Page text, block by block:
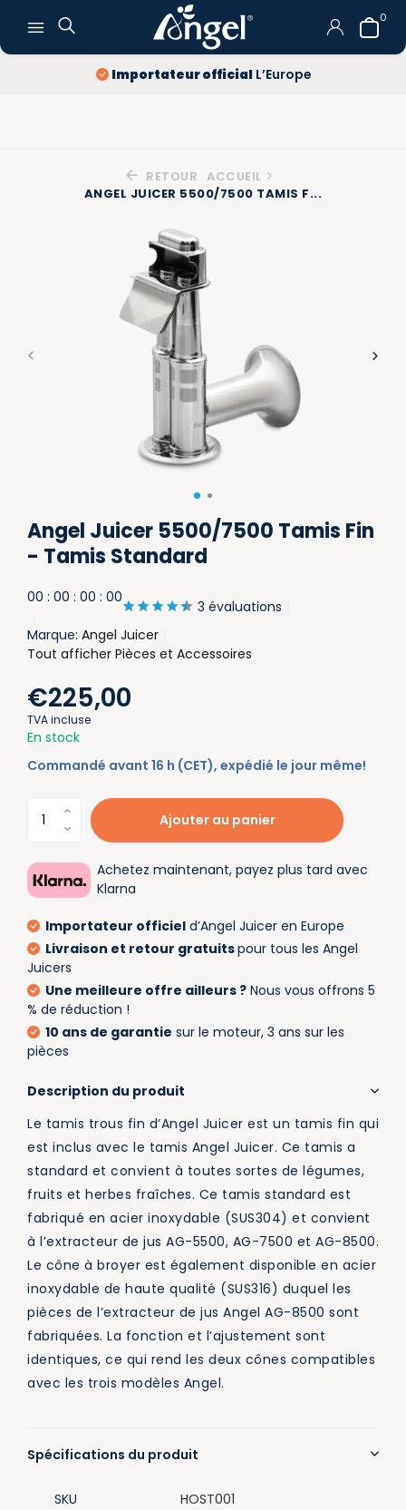
0
Importateur officialL’Europe
RETOUR ACCUEIL
ANGEL JUICER 5500/7500 TAMIS F...
Angel Juicer 5500/7500 Tamis Fin
- Tamis Standard
00 : 00 : 00 : 00
3 évaluations
Marque: Angel Juicer
Tout afficher Pièces et Accessoires
€225,00
TVA incluse
En stock
Commandé avant 16 h (CET), expédié le jour même!
Ajouter au panier
Achetez maintenant, payez plus tard avec
Klarna
Importateur officiel d’Angel Juicer en Europe
Livraison et retour gratuitspour tous les Angel
Juicers
Une meilleure offre ailleurs ? Nous vous offrons 5
% de réduction !
10 ans de garantie sur le moteur, 3 ans sur les
pièces
Description du produit
Le tamis trous fin d’Angel Juicer est un tamis fin qui
est inclus avec le tamis Angel Juicer. Ce tamis a
standard et convient à toutes sortes de légumes,
fruits et herbes fraîches. Ce tamis standard est
fabriqué en acier inoxydable (SUS304) et convient
à l’extracteur de jus AG-5500, AG-7500 et AG-8500.
Le cône à broyer est également disponible en acier
inoxydable de haute qualité (SUS316) duquel les
pièces de l’extracteur de jus Angel AG-8500 sont
fabriquées. La fonction et l’ajustement sont
identiques, ce qui rend les deux cônes compatibles
avec les trois modèles Angel.
Spécifications du produit
SKU HOST001